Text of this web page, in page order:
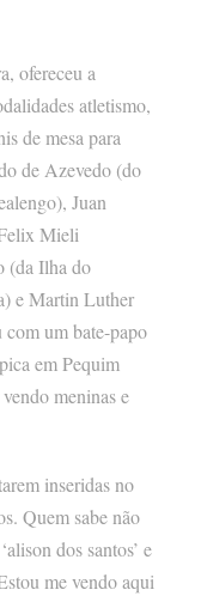
ofereceu a
atletismo,
de mesa para
de Azevedo (do
Juan
Mieli
(da Ilha do
e Martin Luther
um bate-papo
em Pequim
meninas e
inseridas no
Quem sabe não
dos santos’ e
me vendo aqui